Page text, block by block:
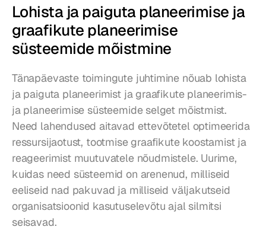
Lohista ja paiguta planeerimise ja
graafikute planeerimise
süsteemide mõistmine
Tänapäevaste toimingute juhtimine nõuab lohista
ja paiguta planeerimist ja graafikute planeerimis-
ja planeerimise süsteemide selget mõistmist.
Need lahendused aitavad ettevõtetel optimeerida
ressursijaotust, tootmise graafikute koostamist ja
reageerimist muutuvatele nõudmistele. Uurime,
kuidas need süsteemid on arenenud, milliseid
eeliseid nad pakuvad ja milliseid väljakutseid
organisatsioonid kasutuselevõtu ajal silmitsi
seisavad.